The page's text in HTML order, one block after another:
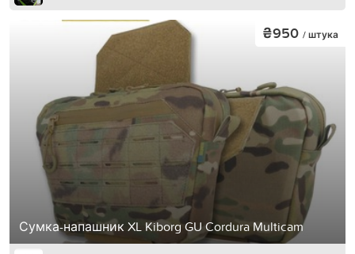
Сумка-напашник XL Kiborg GU Cordura Multicam
₴950 / штука